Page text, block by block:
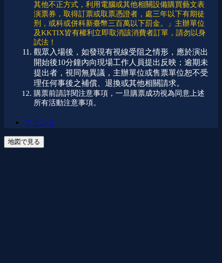
其他不正方式，利用電腦或其他相關設備購買藝文表
演票券，取得訂票或取票憑證者，處三年以下有期徒
刑，或科或併科新臺幣三百萬以下罰金。」主辦單位
及KKTIX皆有權利立即取消該消費者訂單，請勿以身
試法！
觀眾入場後，如發現有視線受阻之情形，應於演出
開始後10分鐘內向現場工作人員提出反映；逾期未
提出者，視同無異議，主辦單位或售票單位恕不受
理任何事後之補償、退換或其他相關請求。
購票前請詳閱注意事項，一旦購票成功視為同意上述
所有活動注意事項。
ファンミ
地図で見る